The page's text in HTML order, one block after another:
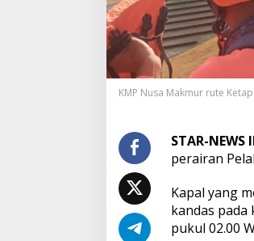
e
a
p
n
g
n
d
a
d
i
P
KMP Nusa Makmur rute
STAR-
perairan
Kapal yang
kandas pada
pukul 02.00